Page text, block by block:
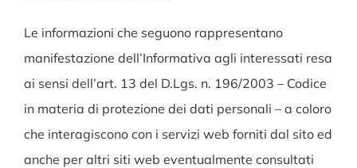
Le informazioni che seguono rappresentano
manifestazione dell’Informativa agli interessati resa
ai sensi dell’art. 13 del D.Lgs. n. 196/2003 – Codice
in materia di protezione dei dati personali – a coloro
che interagiscono con i servizi web forniti dal sito ed
anche per altri siti web eventualmente consultati